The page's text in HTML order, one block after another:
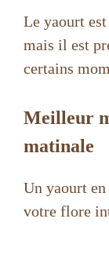
Le yaourt
mais il est
certains
Meilleur
matinale
Un yaourt
votre flore